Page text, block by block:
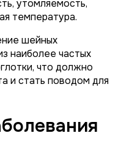
утомляемость,
температура.
шейных
наиболее частых
что должно
и стать поводом для